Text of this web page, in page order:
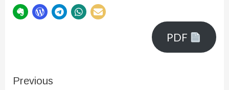
PDF
Previous